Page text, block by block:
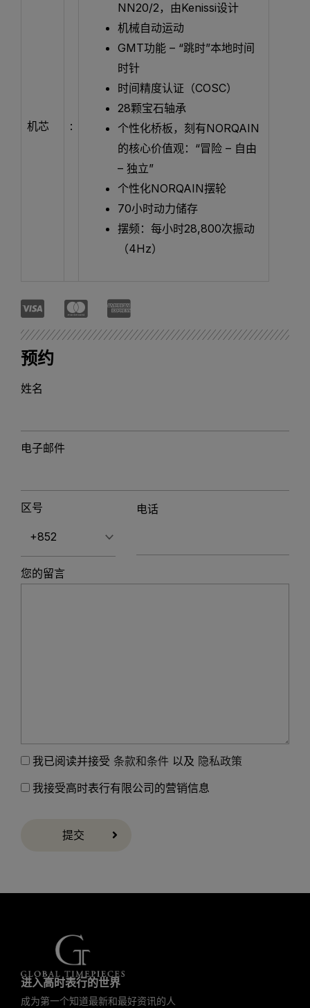
机芯 :
NN20/2，由Kenissi设计
机械自动运动
GMT功能 – “跳时”本地时间
时针
时间精度认证（COSC）
28颗宝石轴承
个性化桥板，刻有NORQAIN
的核心价值观：“冒险 – 自由
– 独立”
个性化NORQAIN摆轮
70小时动力储存
摆频：每小时28,800次振动
（4Hz）
预约
姓名
电子邮件
区号 电话
您的留言
我已阅读并接受 条款和条件 以及 隐私政策
我接受高时表行有限公司的营销信息
提交
进入高时表行的世界
成为第一个知道最新和最好资讯的人